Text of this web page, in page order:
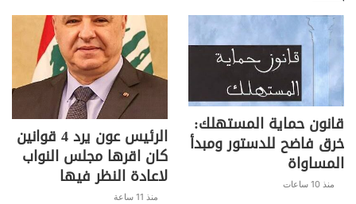
قانون حماية المستهلك:
خرق فاضح للدستور ومبدأ
المساواة
منذ 10 ساعات
الرئيس عون يرد 4 قوانين
كان اقرها مجلس النواب
لاعادة النظر فيها
منذ 11 ساعة